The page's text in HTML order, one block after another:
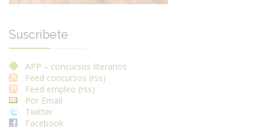
Suscríbete
APP – concursos literarios
Feed concursos (rss)
Feed empleo (rss)
Por Email
Twitter
Facebook